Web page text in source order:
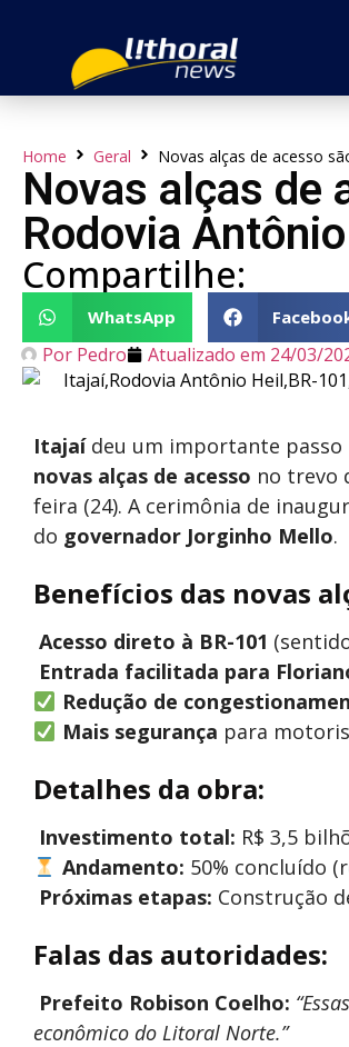
Home Geral Novas alças de acesso
Novas alças de
Rodovia
Compartilhe:
WhatsApp
Por Pedro Atualizado em 24/03/
Itajaídeu um importante passo
novas alças de acesso no trevo
feira (24). A cerimônia de
do governador Jorginho Mello.
Benefícios das novas
Acesso direto à BR-101
Entrada facilitada para
Redução de
Mais segurança para
Detalhes da obra:
Investimento total: R$ 3,5
Andamento: 50% concluído
Próximas etapas: Construção
Falas das autoridades:
Prefeito Robison Coelho:
econômico do Litoral Norte.”